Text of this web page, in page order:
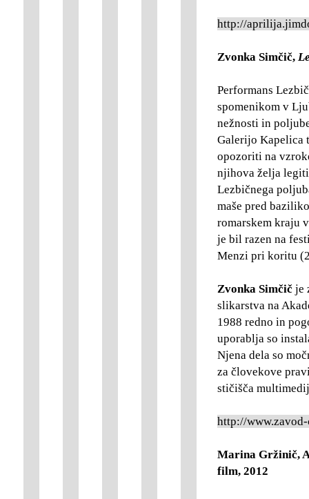
http://
Zvonka Simčič,
Performans
spomenikom v
nežnosti in
Galerijo Kapelica
opozoriti na
njihova želja
Lezbičnega
maše pred
romarskem kraju
je bil razen na
Menzi pri koritu
Zvonka Simčič je
slikarstva na
1988 redno in
uporablja so
Njena dela so
za človekove
stičišča
http://
Marina Gržinič,
film, 2012